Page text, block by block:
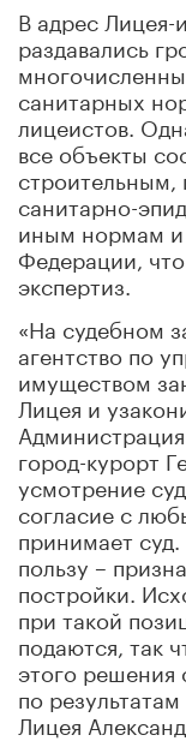
В адрес
раздавались
санитарных
лицеистов.
все объекты
строительным,
санитарно-
иным нормам и
Федерации,
экспертиз.
«На судебном
агентство по
имуществом
Лицея и
город-курорт
усмотрение
согласие с
принимает
пользу –
постройки.
при такой
подаются, так
этого решения
по
Лицея